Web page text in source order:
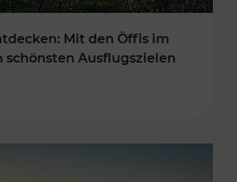
Mit den Öffis im
schönsten Ausflugszielen